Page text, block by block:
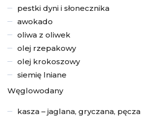
pestki dyni i słonecznika
awokado
oliwa z oliwek
olej rzepakowy
olej krokoszowy
siemię lniane
Węglowodany
kasza – jaglana, gryczana,